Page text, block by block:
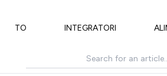
INTEGRATORI